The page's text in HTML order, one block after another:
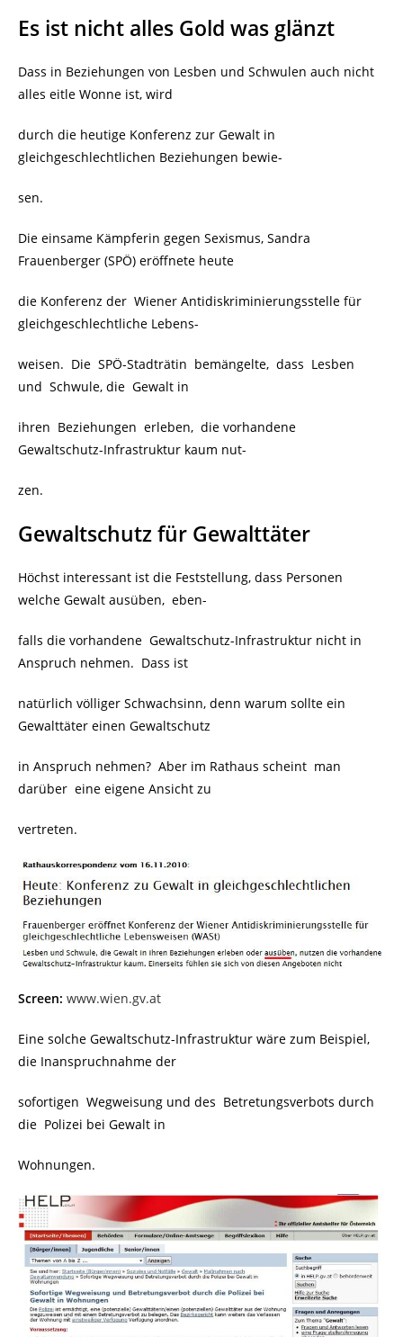
Es ist nicht alles Gold was glänzt
Dass in Beziehungen von Lesben und Schwulen auch nicht
alles eitle Wonne ist, wird
durch die heutige Konferenz zur Gewalt in
gleichgeschlechtlichen Beziehungen bewie-
sen.
Die einsame Kämpferin gegen Sexismus, Sandra
Frauenberger (SPÖ) eröffnete heute
die Konferenz der Wiener Antidiskriminierungsstelle für
gleichgeschlechtliche Lebens-
weisen. Die SPÖ-Stadträtin bemängelte, dass Lesben
und Schwule, die Gewalt in
ihren Beziehungen erleben, die vorhandene
Gewaltschutz-Infrastruktur kaum nut-
zen.
Gewaltschutz für Gewalttäter
Höchst interessant ist die Feststellung, dass Personen
welche Gewalt ausüben, eben-
falls die vorhandene Gewaltschutz-Infrastruktur nicht in
Anspruch nehmen. Dass ist
natürlich völliger Schwachsinn, denn warum sollte ein
Gewalttäter einen Gewaltschutz
in Anspruch nehmen? Aber im Rathaus scheint man
darüber eine eigene Ansicht zu
vertreten.
Screen: www.wien.gv.at
Eine solche Gewaltschutz-Infrastruktur wäre zum Beispiel,
die Inanspruchnahme der
sofortigen Wegweisung und des Betretungsverbots durch
die Polizei bei Gewalt in
Wohnungen.